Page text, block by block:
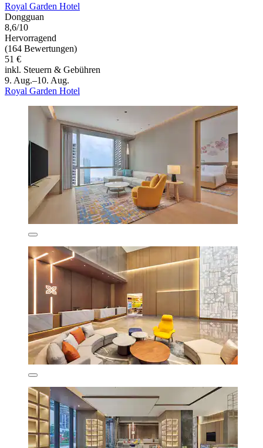
Royal Garden Hotel
Dongguan
8,6/10
Hervorragend
(164 Bewertungen)
51 €
inkl. Steuern & Gebühren
9. Aug.–10. Aug.
Royal Garden Hotel